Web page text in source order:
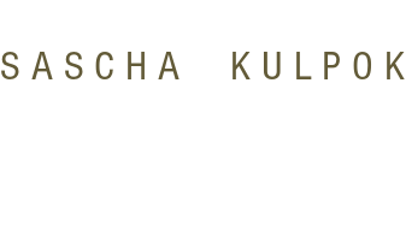
SASCHA KULPOK